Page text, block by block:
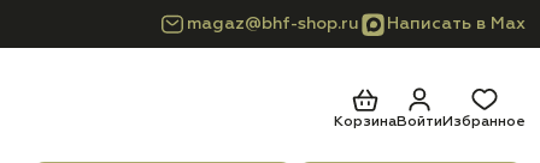
magaz@bhf-shop.ru Написать в Max
КорзинаВойти Избранное